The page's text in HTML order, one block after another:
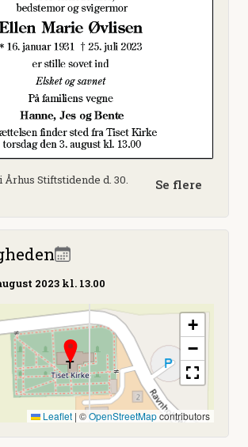
Stiftstidende d. 30.
Se flere
2023 kl. 13.00
+
−
Leaflet | ©OpenStreetMapcontributors